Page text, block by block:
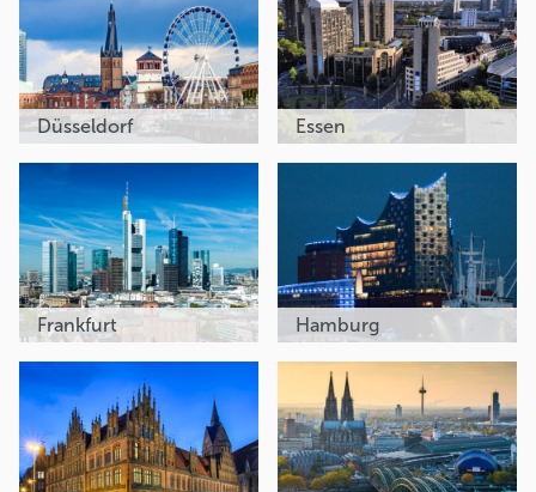
Düsseldorf Essen
Frankfurt Hamburg